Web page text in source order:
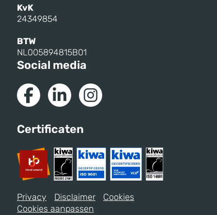
KvK
24349854
BTW
NL005894815B01
Social media
Certificaten
Privacy Disclaimer
Cookies
Cookies aanpassen